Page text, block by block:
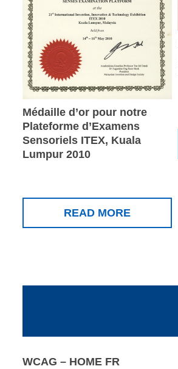
Médaille d’or pour notre
Plateforme d’Examens
Sensoriels ITEX, Kuala
Lumpur 2010
READ MORE
WCAG – HOME FR